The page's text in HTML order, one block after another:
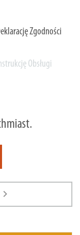
Zgodności
Obsługi
chevron_right